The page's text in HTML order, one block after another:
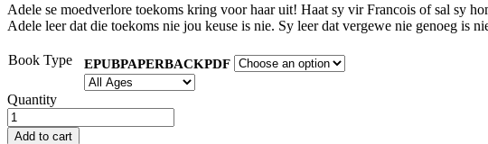
Adele se moedverlore toekoms kring voor haar uit! Haat sy vir Francois of sal sy
Adele leer dat die toekoms nie jou keuse is nie. Sy leer dat vergewe nie genoeg is
Book Type EPUBPAPERBACKPDF
Quantity
Add to cart